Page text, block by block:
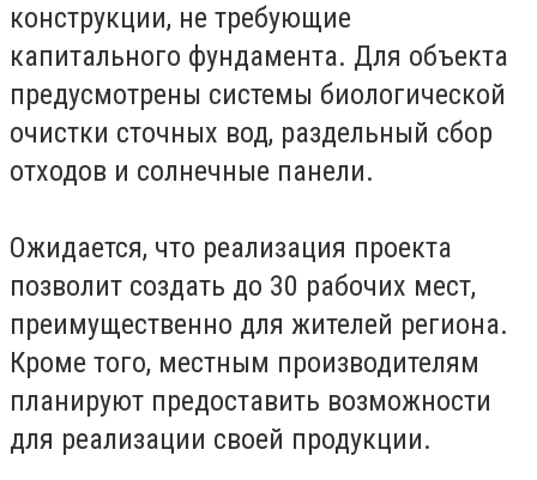
конструкции, не требующие
капитального фундамента. Для объекта
предусмотрены системы биологической
очистки сточных вод, раздельный сбор
отходов и солнечные панели.
Ожидается, что реализация проекта
позволит создать до 30 рабочих мест,
преимущественно для жителей региона.
Кроме того, местным производителям
планируют предоставить возможности
для реализации своей продукции.